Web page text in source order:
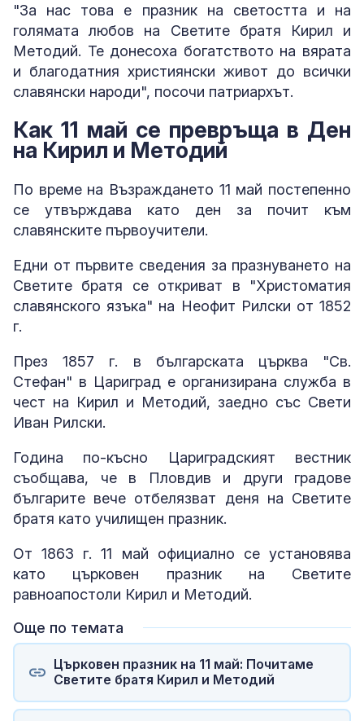
"За нас това е празник на светостта и на
голямата любов на Светите братя Кирил и
Методий. Те донесоха богатството на вярата
и благодатния християнски живот до всички
славянски народи", посочи патриархът.
Как 11 май се превръща в Ден
на Кирил и Методий
По време на Възраждането 11 май постепенно
се утвърждава като ден за почит към
славянските първоучители.
Едни от първите сведения за празнуването на
Светите братя се откриват в "Христоматия
славянского язъка" на Неофит Рилски от 1852
г.
През 1857 г. в българската църква "Св.
Стефан" в Цариград е организирана служба в
чест на Кирил и Методий, заедно със Свети
Иван Рилски.
Година по-късно Цариградският вестник
съобщава, че в Пловдив и други градове
българите вече отбелязват деня на Светите
братя като училищен празник.
От 1863 г. 11 май официално се установява
като църковен празник на Светите
равноапостоли Кирил и Методий.
Още по темата
Църковен празник на 11 май: Почитаме
Светите братя Кирил и Методий